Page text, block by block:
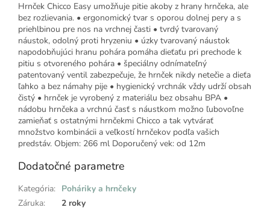
Hrnček Chicco Easy umožňuje pitie akoby z hrany hrnčeka, ale
bez rozlievania. • ergonomický tvar s oporou dolnej pery a s
priehlbinou pre nos na vrchnej časti • tvrdý tvarovaný
náustok, odolný proti hryzeniu • úzky tvarovaný náustok
napodobňujúci hranu pohára pomáha dieťaťu pri prechode k
pitiu s otvoreného pohára • špeciálny odnímateľný
patentovaný ventil zabezpečuje, že hrnček nikdy netečie a dieťa
ľahko a bez námahy pije • hygienický vrchnák vždy udrží obsah
čistý • hrnček je vyrobený z materiálu bez obsahu BPA •
nádobu hrnčeka a vrchnú časť s náustkom možno ľubovoľne
zamieňať s ostatnými hrnčekmi Chicco a tak vytvárať
množstvo kombinácii a veľkostí hrnčekov podľa vašich
predstáv. Objem: 266 ml Doporučený vek: od 12m
Dodatočné parametre
Kategória: Poháriky a hrnčeky
Záruka:
2 roky